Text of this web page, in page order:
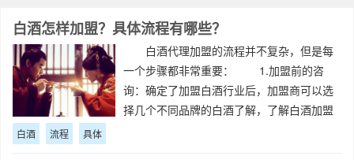
会通
白酒怎样加盟？具体流程有哪些？
白酒代理加盟的流程并不复杂，但是每
一个步骤都非常重要： 1.加盟前的咨
询：确定了加盟白酒行业后，加盟商可以选
择几个不同品牌的白酒了解，了解白酒加盟
白酒 流程 具体